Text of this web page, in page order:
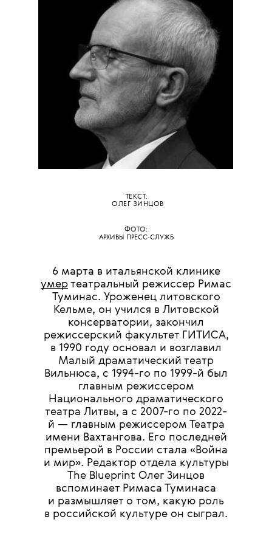
ТЕКСТ:
ОЛЕГ ЗИНЦОВ
ФОТО:
АРХИВЫ ПРЕСС-СЛУЖБ
6 марта в итальянской клинике
умер театральный режиссер Римас
Туминас. Уроженец литовского
Кельме, он учился в Литовской
консерватории, закончил
режиссерский факультет ГИТИСА,
в 1990 году основал и возглавил
Малый драматический театр
Вильнюса, с 1994-го по 1999-й был
главным режиссером
Национального драматического
театра Литвы, а с 2007-го по 2022-
й — главным режиссером Театра
имени Вахтангова. Его последней
премьерой в России стала «Война
и мир». Редактор отдела культуры
The Blueprint Олег Зинцов
вспоминает Римаса Туминаса
и размышляет о том, какую роль
в российской культуре он сыграл.